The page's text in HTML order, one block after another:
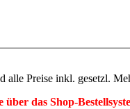
alle Preise inkl. gesetzl.
das Shop-